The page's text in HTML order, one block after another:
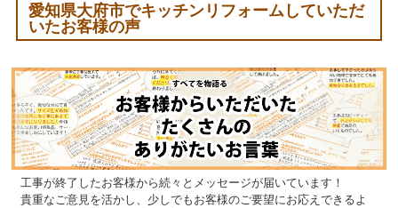
愛知県大府市でキッチンリフォームしていただ
いたお客様の声
工事が終了したお客様から続々とメッセージが届いています！
貴重なご意見を活かし、少しでもお客様のご要望にお応えできるよ